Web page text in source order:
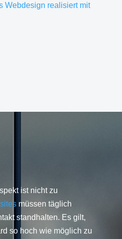
Webdesign realisiert mit
ist nicht zu
müssen täglich
standhalten. Es gilt,
so hoch wie möglich zu